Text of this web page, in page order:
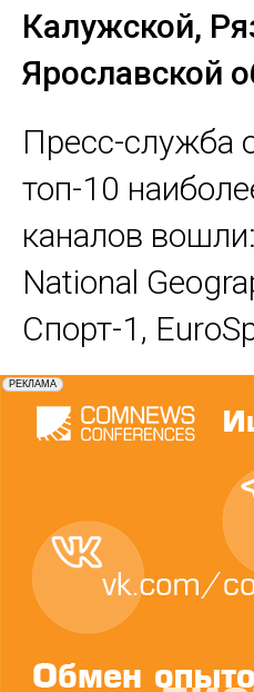
Калужской,
Ярославской
Пресс-служба
топ-10
каналов
National
Спорт-1,